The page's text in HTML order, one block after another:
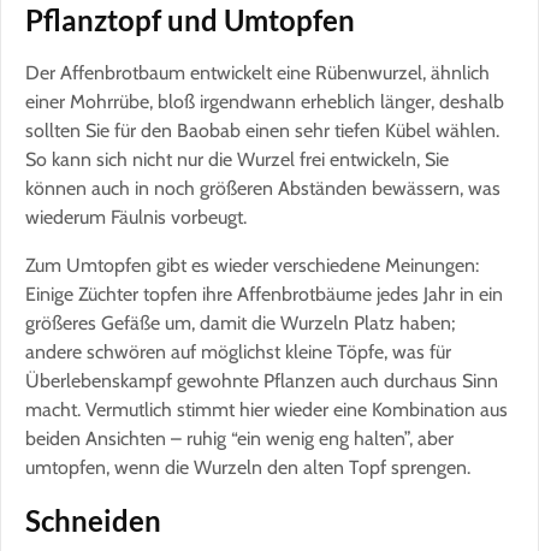
Pflanztopf und Umtopfen
Der Affenbrotbaum entwickelt eine Rübenwurzel, ähnlich
einer Mohrrübe, bloß irgendwann erheblich länger, deshalb
sollten Sie für den Baobab einen sehr tiefen Kübel wählen.
So kann sich nicht nur die Wurzel frei entwickeln, Sie
können auch in noch größeren Abständen bewässern, was
wiederum Fäulnis vorbeugt.
Zum Umtopfen gibt es wieder verschiedene Meinungen:
Einige Züchter topfen ihre Affenbrotbäume jedes Jahr in ein
größeres Gefäße um, damit die Wurzeln Platz haben;
andere schwören auf möglichst kleine Töpfe, was für
Überlebenskampf gewohnte Pflanzen auch durchaus Sinn
macht. Vermutlich stimmt hier wieder eine Kombination aus
beiden Ansichten – ruhig “ein wenig eng halten”, aber
umtopfen, wenn die Wurzeln den alten Topf sprengen.
Schneiden